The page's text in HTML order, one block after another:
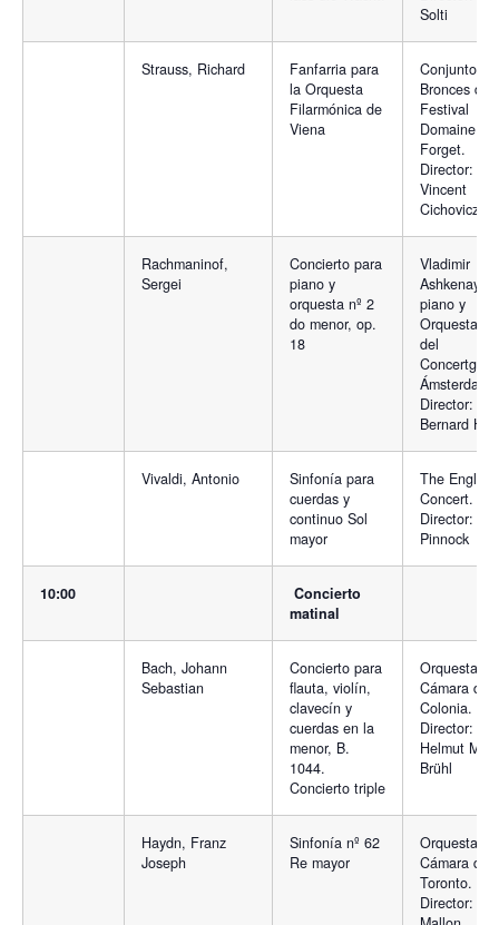
Solti
Strauss, Richard
Fanfarria para
la Orquesta
Filarmónica de
Viena
Conjunto de
Bronces del
Festival
Domaine
Forget.
Director:
Vincent
Cichovicz
Rachmaninof,
Sergei
Concierto para
piano y
orquesta nº 2
do menor, op.
18
Vladimir
Ashkenay,
piano y
Orquesta
del
Ámsterdam.
Director:
Bernard
Vivaldi, Antonio
Sinfonía para
cuerdas y
continuo Sol
mayor
The English
Concert.
Director:
Pinnock
10:00
Concierto
matinal
Bach, Johann
Sebastian
Concierto para
flauta, violín,
clavecín y
cuerdas en la
menor, B.
1044.
Concierto triple
Orquesta
Cámara de
Colonia.
Director:
Helmut
Brühl
Haydn, Franz
Joseph
Sinfonía nº 62
Re mayor
Orquesta de
Cámara de
Toronto.
Director: